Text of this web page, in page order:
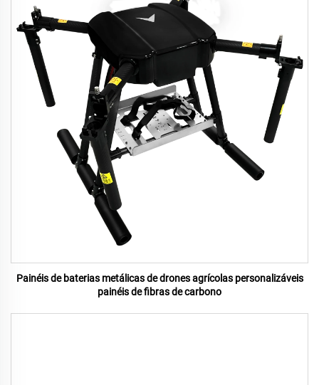
Painéis de baterias metálicas de drones agrícolas personalizáveis
painéis de fibras de carbono